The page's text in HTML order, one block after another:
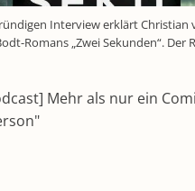
Interview erklärt
Romans „Zwei Sekunden“. Der
Mehr als nur ein